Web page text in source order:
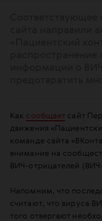
Как сообщает сайт
движения
команде сайта
внимание на
ВИЧ-отрицателей
Напомним, что
считают, что вируса
того отвергают